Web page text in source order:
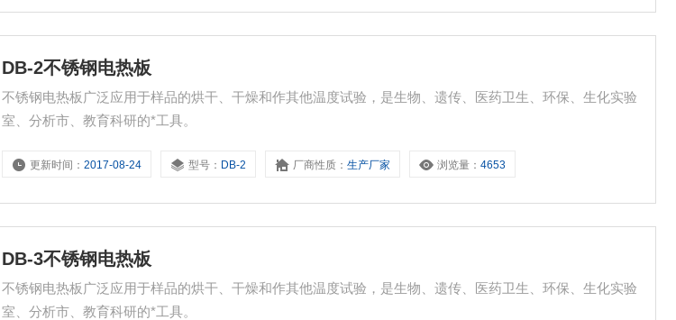
DB-2不锈钢电热板
不锈钢电热板广泛应用于样品的烘干、干燥和作其他温度试验，是生物、遗传、医药卫生、环保、生化实验
室、分析市、教育科研的*工具。
更新时间：2017-08-24 型号： DB-2 厂商性质：生产厂家 浏览量：4653
DB-3不锈钢电热板
不锈钢电热板广泛应用于样品的烘干、干燥和作其他温度试验，是生物、遗传、医药卫生、环保、生化实验
室、分析市、教育科研的*工具。